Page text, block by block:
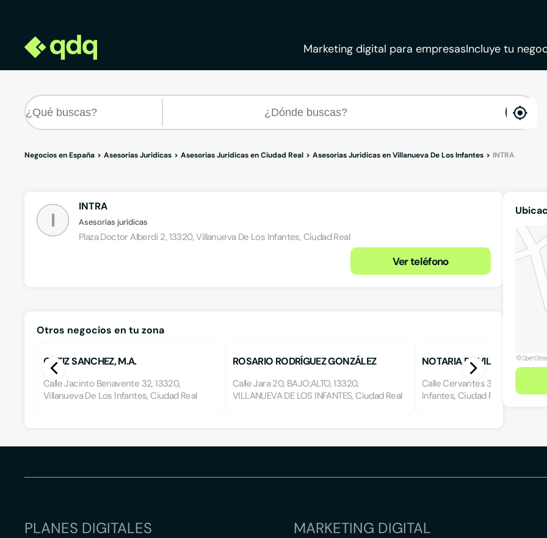
Marketing digital para empresasIncluye tu
Negocios en España Asesorias Juridicas Asesorias Juridicas en Ciudad Real Asesorias Juridicas en Villanueva De Los Infantes INTRA
I
INTRA
Asesorías jurídicas
Plaza Doctor Alberdi 2, 13320, Villanueva De Los Infantes, Ciudad Real
Ver teléfono
Otros negocios en tu zona
ORTIZ SANCHEZ, M.A.
Calle Jacinto Benavente 32, 13320,
Villanueva De Los Infantes, Ciudad Real
ROSARIO RODRÍGUEZ GONZÁLEZ
Calle Jara 20, BAJO;ALTO, 13320,
VILLANUEVA DE LOS INFANTES, Ciudad Real
NOTARIA DE VILLANUEVA
Calle Cervantes 30, 13320,
Infantes, Ciudad Real
PLANES DIGITALES MARKETING DIGITAL